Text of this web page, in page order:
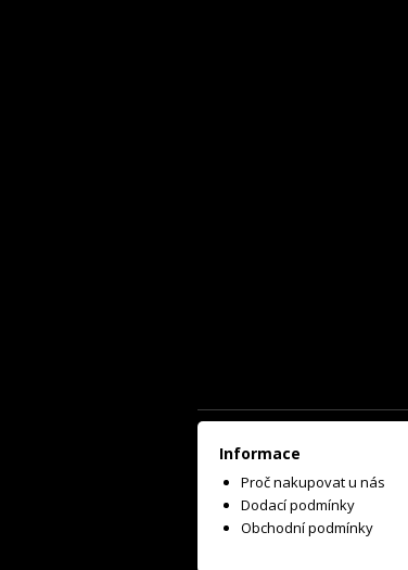
Informace
Proč nakupovat u nás
Dodací podmínky
Obchodní podmínky